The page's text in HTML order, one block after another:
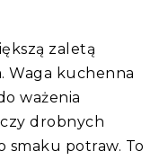
zaletą
Waga kuchenna
ważenia
drobnych
smaku potraw. To